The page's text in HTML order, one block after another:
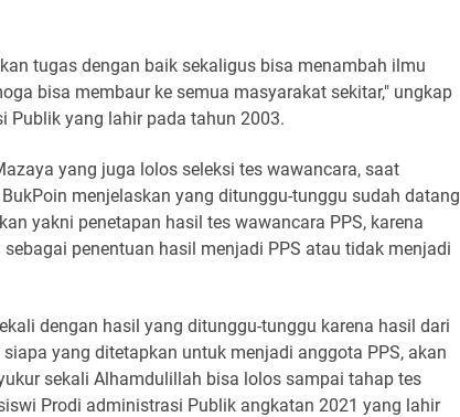
tugas dengan baik sekaligus bisa menambah ilmu
bisa membaur ke semua masyarakat sekitar," ungkap
Publik yang lahir pada tahun 2003.
yang juga lolos seleksi tes wawancara, saat
menjelaskan yang ditunggu-tunggu sudah datang
yakni penetapan hasil tes wawancara PPS, karena
penentuan hasil menjadi PPS atau tidak menjadi
dengan hasil yang ditunggu-tunggu karena hasil dari
yang ditetapkan untuk menjadi anggota PPS, akan
sekali Alhamdulillah bisa lolos sampai tahap tes
Prodi administrasi Publik angkatan 2021 yang lahir